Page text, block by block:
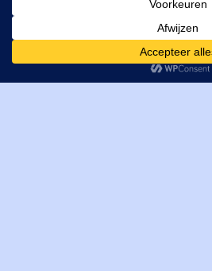
4462GE, Goes
T: +31 (0) 111-484438
M:parts@mitechniek.nl
VAT: NL862802295B01
Cookies helpen ons bij het leveren van
gebruik te maken van onze diensten,
gebruik van cookies.